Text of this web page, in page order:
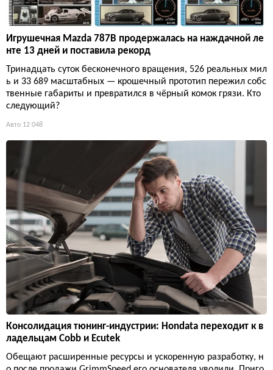
Игрушечная Mazda 787B продержалась на наждачной ле
нте 13 дней и поставила рекорд
Тринадцать суток бесконечного вращения, 526 реальных мил
ь и 33 689 масштабных — крошечный прототип пережил собс
твенные габариты и превратился в чёрный комок грязи. Кто
следующий?
Авто 12 048
Консолидация тюнинг-индустрии: Hondata переходит к в
ладельцам Cobb и Ecutek
Обещают расширенные ресурсы и ускоренную разработку, н